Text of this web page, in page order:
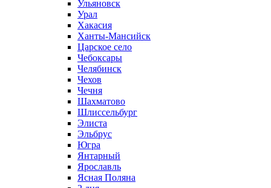
Ульяновск
Урал
Хакасия
Ханты-Мансийск
Царское село
Чебоксары
Челябинск
Чехов
Чечня
Шахматово
Шлиссельбург
Элиста
Эльбрус
Югра
Янтарный
Ярославль
Ясная Поляна